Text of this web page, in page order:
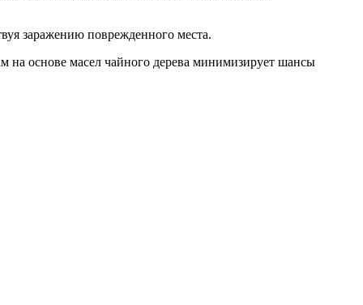
заражению поврежденного места.
на основе масел чайного дерева минимизирует шансы